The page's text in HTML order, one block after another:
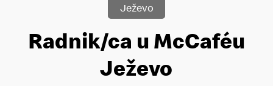
Ježevo
Radnik/ca u McCaféu
Ježevo